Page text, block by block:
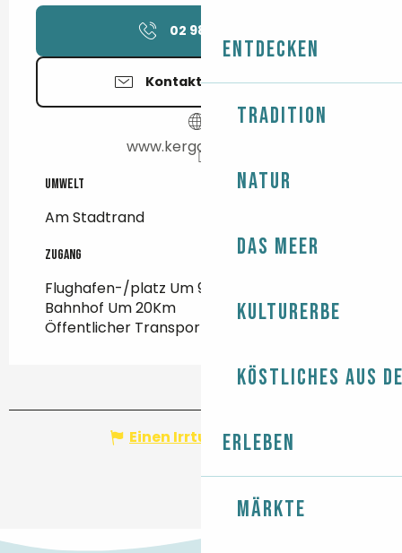
Entdecken
Tradition
Natur
Das Meer
Kulturerbe
Köstliches aus
Erleben
Märkte
02 98 66 01
Kontaktieren Sie uns
www.kerganetauto.fr
Umwelt
Umwelt
Am Stadtrand
Zugang
Zugang
Flughafen-/platz Um 92Km
Bahnhof Um 20Km
Öffentlicher Transport Um 700m
Einen Irrtum angeben